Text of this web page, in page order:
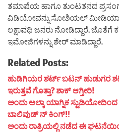
ತಮಾಷೆಯ ಹಾಗೂ ತುಂಟತನದ
ವಿಡಿಯೋವನ್ನು ಸೋಶಿಯಲ್
ಲಕ್ಷಾವಧಿ ಜನರು ನೋಡಿದ್ದಾರೆ. ಜೊತೆಗೆ
ಇಮೋಜಿಗಳನ್ನು ಶೇರ್ ಮಾಡಿದ್ದಾರೆ.
Related Posts:
ಹುಡಿಗಿಯರ ಶರ್ಟ್ ಬಟನ್ ಹುಡುಗರ
ಇರುತ್ತವೆ ಗೊತ್ತಾ? ಶಾಕ್ ಆಗ್ತೀರಿ!
ಅಂದು ಅಲ್ಕಾ ಯಾಗ್ನಿಕ ಸ್ಟುಡಿಯೋದಿಂದ
ಬಾಲಿವುಡ್ ನ್ ಕಿಂಗ್!!
ಅಂದು ರಾತ್ರಿಯಲ್ಲಿ ನಡೆದ ಈ